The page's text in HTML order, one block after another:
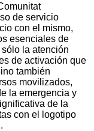
de servicio
con el mismo,
esenciales de
la atención
de activación que
también
movilizados,
la emergencia y
de la
con el logotipo